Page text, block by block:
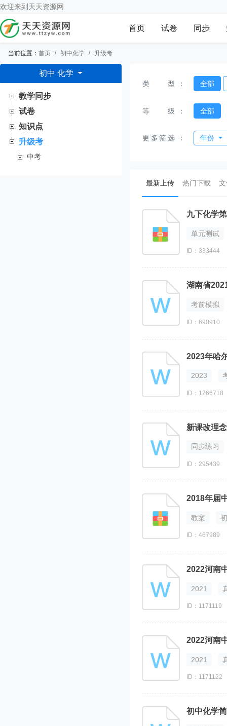
欢迎来到 天天资源网
首页 试卷 同步
当前位置： 首页 初中化学 升级考
初中 化学
教学同步
试卷
知识点
升级考
中考
类型 ： 全部
等级 ： 全部
更多筛选 ： 年份
最新上传(current)
热门下载
九下化学
单元测试
ID：333444
湖南省
考前模拟
ID：690910
2023年哈
2023
ID：1266718
新课改理
同步练习
ID：295439
2018年届
教案
ID：467989
2022河南
2021
ID：1171119
2022河南
2021
ID：1171122
初中化学